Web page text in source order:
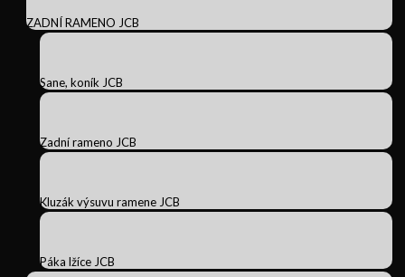
ZADNÍ RAMENO JCB
Sane, koník JCB
Zadní rameno JCB
Kluzák výsuvu ramene JCB
Páka lžíce JCB